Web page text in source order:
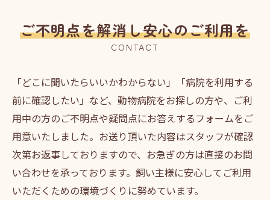
ご不明点を解消し安心のご利用を
CONTACT
「どこに聞いたらいいかわからない」「病院を利用する
前に確認したい」など、動物病院をお探しの方や、ご利
用中の方のご不明点や疑問点にお答えするフォームをご
用意いたしました。お送り頂いた内容はスタッフが確認
次第お返事しておりますので、お急ぎの方は直接のお問
い合わせを承っております。飼い主様に安心してご利用
いただくための環境づくりに努めています。